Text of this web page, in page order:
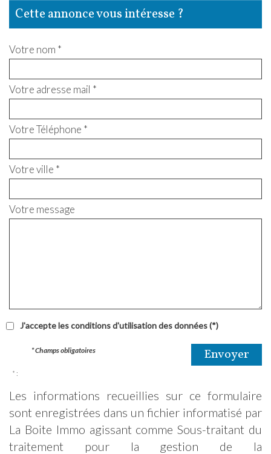
cette annonce vous intéresse ?
Votre nom *
Votre adresse mail *
Votre Téléphone *
Votre ville *
Votre message
J'accepte les conditions d'utilisation des données (*)
Envoyer
* Champs obligatoires
* :
Les informations recueillies sur ce formulaire
sont enregistrées dans un fichier informatisé par
La Boite Immo agissant comme Sous-traitant du
traitement pour la gestion de la